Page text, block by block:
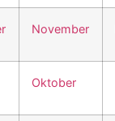
November
Oktober